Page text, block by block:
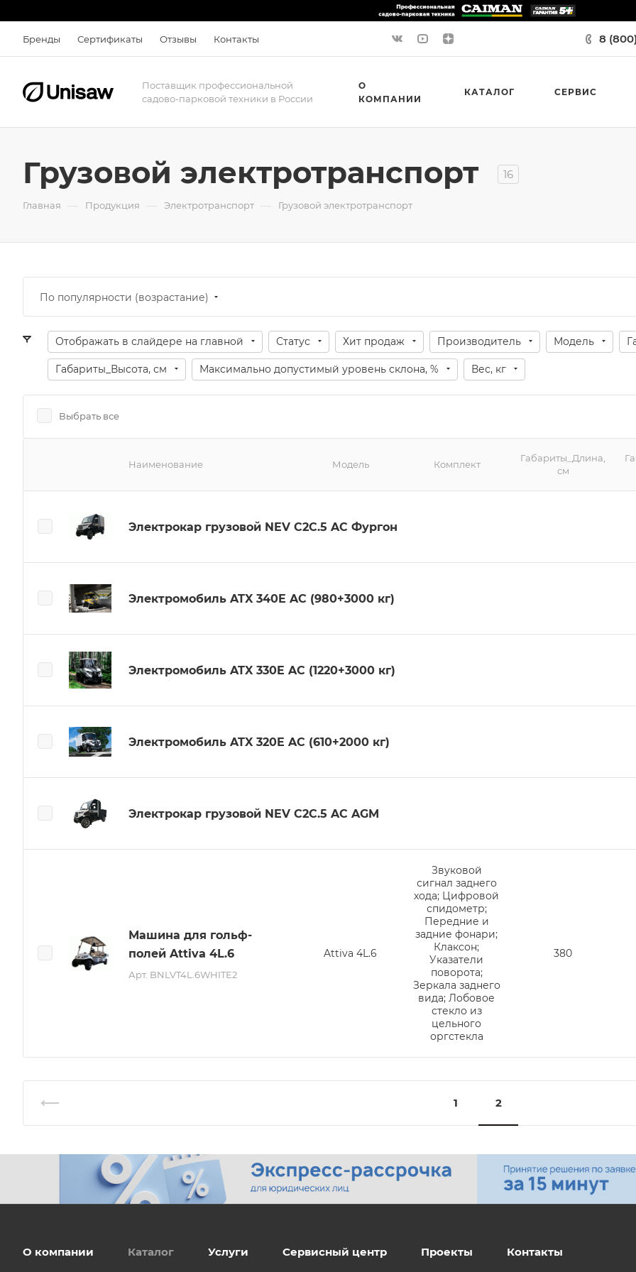
Бренды Сертификаты Отзывы Контакты 8
Поставщик профессиональной
садово-парковой техники в России
О
КОМПАНИИ
КАТАЛОГ СЕРВИС
Грузовой электротранспорт 16
Главная — Продукция — Электротранспорт — Грузовой электротранспорт
По популярности (возрастание)
Отображать в слайдере на главной Статус Хит продаж Производитель Модель
Габариты_Высота, см Максимально допустимый уровень склона, % Вес, кг
Выбрать все
Наименование Модель Комплект
Габариты_Длина,
см
Электрокар грузовой NEV C2C.5 AC Фургон
Электромобиль ATX 340E AC (980+3000 кг)
Электромобиль ATX 330E AC (1220+3000 кг)
Электромобиль ATX 320E AC (610+2000 кг)
Электрокар грузовой NEV C2C.5 AC AGM
Машина для гольф-
полей Attiva 4L.6
Арт. BNLVT4L.6WHITE2
Attiva 4L.6
Звуковой
сигнал заднего
хода; Цифровой
спидометр;
Передние и
задние фонари;
Клаксон;
Указатели
поворота;
Зеркала заднего
вида; Лобовое
стекло из
цельного
оргстекла
380
1 2
О компании Каталог Услуги Сервисный центр Проекты Контакты